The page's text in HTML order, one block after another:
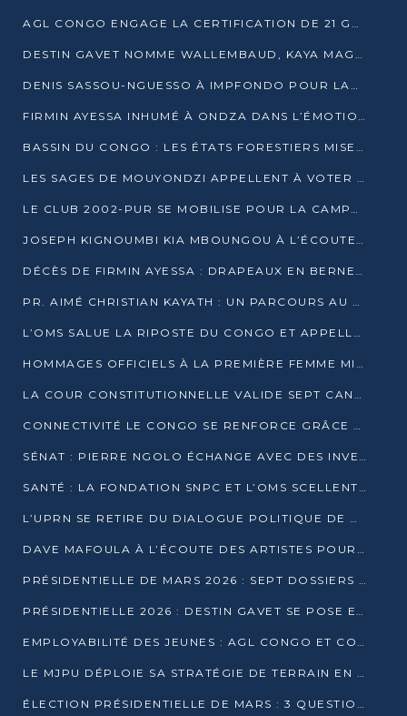
AGL CONGO ENGAGE LA CERTIFICATION DE 21 GRUTIERS AUX NORMES INTERNATIONALES
DESTIN GAVET NOMME WALLEMBAUD, KAYA MAGANE, BOUDZIKA ET MBOUSSA-ELLAH AUX COMMANDES DE SA CAMPAGNE
DENIS SASSOU-NGUESSO À IMPFONDO POUR LANCER LE CORRIDOR 13
FIRMIN AYESSA INHUMÉ À ONDZA DANS L’ÉMOTION ET LE RECUEILLEMENT
BASSIN DU CONGO : LES ÉTATS FORESTIERS MISENT SUR LES MARCHÉS CARBONE
LES SAGES DE MOUYONDZI APPELLENT À VOTER DENIS SASSOU-NGUESSO
LE CLUB 2002-PUR SE MOBILISE POUR LA CAMPAGNE
JOSEPH KIGNOUMBI KIA MBOUNGOU À L’ÉCOUTE DE TALANGAÏ
DÉCÈS DE FIRMIN AYESSA : DRAPEAUX EN BERNE LUNDI
PR. AIMÉ CHRISTIAN KAYATH : UN PARCOURS AU SERVICE DE LA RECHERCHE ET DE L’INNOVATION
L’OMS SALUE LA RIPOSTE DU CONGO ET APPELLE À DES RÉFORMES DURABLES
HOMMAGES OFFICIELS À LA PREMIÈRE FEMME MINISTRE DU CONGO
LA COUR CONSTITUTIONNELLE VALIDE SEPT CANDIDATURES POUR LA PRÉSIDENTIELLE
CONNECTIVITÉ LE CONGO SE RENFORCE GRÂCE AU CÂBLE 2AFRICA
SÉNAT : PIERRE NGOLO ÉCHANGE AVEC DES INVESTISSEURS DU NUMÉRIQUE
SANTÉ : LA FONDATION SNPC ET L’OMS SCELLENT UN PARTENARIAT STRATÉGIQUE DE TROIS ANS
L’UPRN SE RETIRE DU DIALOGUE POLITIQUE DE DJAMBALA : TENSIONS DANS LE PRÉ-ÉLECTORAL CONGOLAIS
DAVE MAFOULA À L’ÉCOUTE DES ARTISTES POUR REDÉFINIR SA POLITIQUE CULTURELLE
PRÉSIDENTIELLE DE MARS 2026 : SEPT DOSSIERS DE CANDIDATURE ENREGISTRÉS À LA CLÔTURE DES DÉPÔTS
PRÉSIDENTIELLE 2026 : DESTIN GAVET SE POSE EN CANDIDAT DU « RAS-LE-BOL »
EMPLOYABILITÉ DES JEUNES : AGL CONGO ET CONGO TERMINAL S’ALLIENT À UCAC-ICAM
LE MJPU DÉPLOIE SA STRATÉGIE DE TERRAIN EN FAVEUR DE DSN
ÉLECTION PRÉSIDENTIELLE DE MARS : 3 QUESTIONS À UN EXPERT CONGOLAIS DE LA CYBERSÉCURITÉ